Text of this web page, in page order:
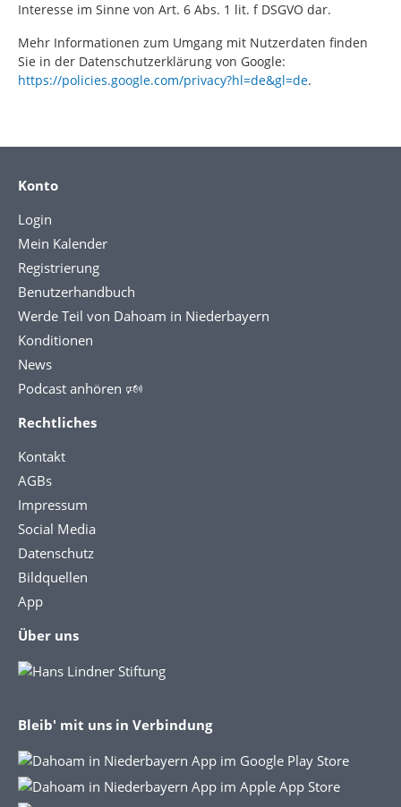
Interesse im Sinne von Art. 6 Abs. 1 lit. f DSGVO dar.
Mehr Informationen zum Umgang mit Nutzerdaten finden
Sie in der Datenschutzerklärung von Google:
https://policies.google.com/privacy?hl=de&gl=de.
Konto
Login
Mein Kalender
Registrierung
Benutzerhandbuch
Werde Teil von Dahoam in Niederbayern
Konditionen
News
Podcast anhören 🕬
Rechtliches
Kontakt
AGBs
Impressum
Social Media
Datenschutz
Bildquellen
App
Über uns
Bleib' mit uns in Verbindung